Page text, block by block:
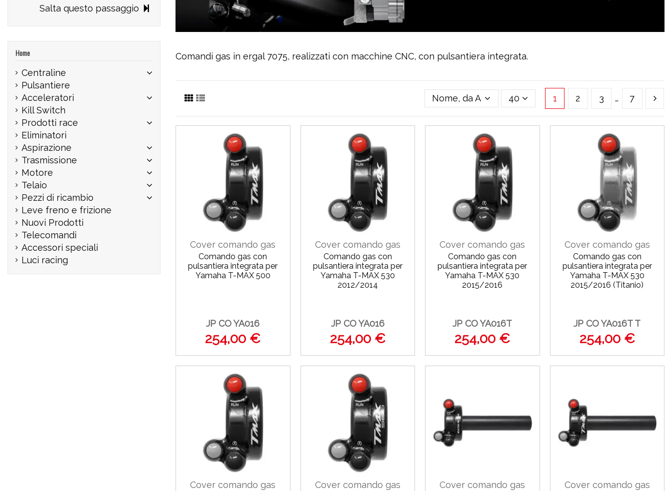
Comandi gas in ergal 7075, realizzati con macchine CNC, con pulsantiera integrata.
Nome, da A a Z 40 1 2 3 … 7
Cover comando gas
Comando gas con
pulsantiera integrata per
Yamaha T-MAX 500
JP CO YA016
254,00 €
Cover comando gas
Comando gas con
pulsantiera integrata per
Yamaha T-MAX 530
2012/2014
JP CO YA016
254,00 €
Cover comando gas
Comando gas con
pulsantiera integrata per
Yamaha T-MAX 530
2015/2016
JP CO YA016T
254,00 €
Cover comando gas
Comando gas con
pulsantiera integrata per
Yamaha T-MAX 530
2015/2016 (Titanio)
JP CO YA016T T
254,00 €
Cover comando gas Cover comando gas Cover comando gas Cover comando gas
Salta questo passaggio
Home
Centraline
Pulsantiere
Acceleratori
Kill Switch
Prodotti race
Eliminatori
Aspirazione
Trasmissione
Motore
Telaio
Pezzi di ricambio
Leve freno e frizione
Nuovi Prodotti
Telecomandi
Accessori speciali
Luci racing